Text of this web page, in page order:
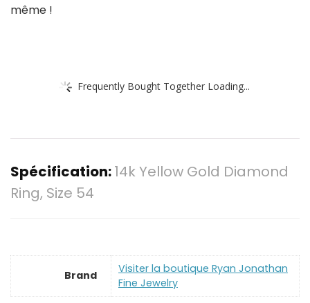
même !
Frequently Bought Together Loading...
Spécification:14k Yellow Gold Diamond
Ring, Size 54
Brand
Visiter la boutique Ryan Jonathan
Fine Jewelry